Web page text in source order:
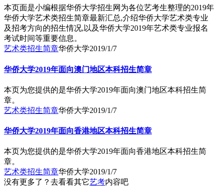
本页面是小编根据华侨大学招生网为各位艺考生整理的2019年
华侨大学艺术类招生简章最新汇总,介绍华侨大学艺术类专业
及招考方向的招生情况,以及华侨大学2019年艺术类专业报名
考试时间等重要信息。
艺术类招生简章华侨大学2019/1/7
华侨大学2019年面向澳门地区本科招生简章
本页为您提供的是华侨大学2019年面向澳门地区本科招生简
章。
艺术类招生简章华侨大学2019/1/7
华侨大学2019年面向香港地区本科招生简章
本页为您提供的是华侨大学2019年面向香港地区本科招生简
章。
艺术类招生简章华侨大学2019/1/7
没有更多了？去看看其它艺考内容吧